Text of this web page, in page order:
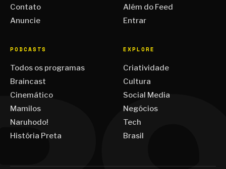
Contato
Anuncie
Além do Feed
Entrar
PODCASTS
Todos os programas
Braincast
Cinemático
Mamilos
Naruhodo!
História Preta
EXPLORE
Criatividade
Cultura
Social Media
Negócios
Tech
Brasil